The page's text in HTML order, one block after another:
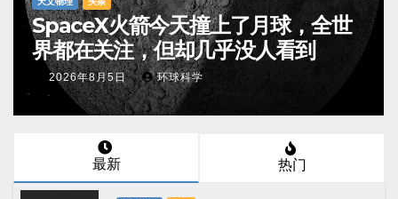
和儿子换血抗衰的美国亿万富豪，自
称“克隆了新生儿版的自己”，真相
是……
2026年7月31日
最新 热门